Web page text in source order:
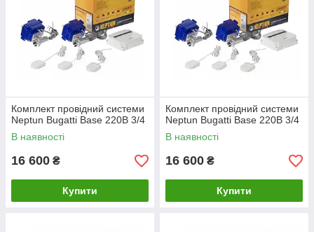
Комплект провідний системи
Neptun Bugatti Base 220B 3/4
В наявності
16 600 ₴
Купити
Комплект провідний системи
Neptun Bugatti Base 220B 3/4
В наявності
16 600 ₴
Купити